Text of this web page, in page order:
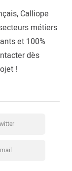
Calliope
métiers
et 100%
dès
!